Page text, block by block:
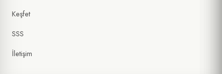
Keşfet
SSS
İletişim